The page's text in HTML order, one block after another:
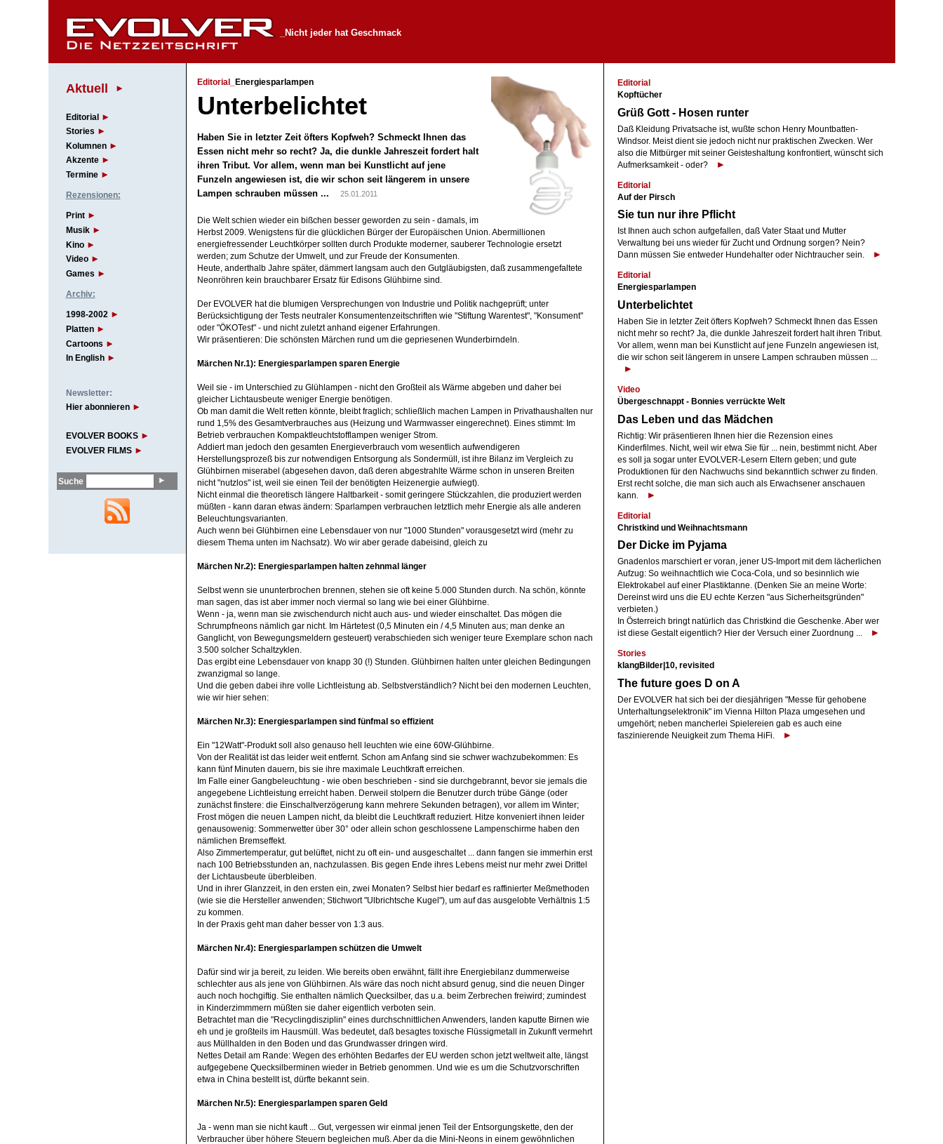
_Nicht jeder hat Geschmack
Aktuell
Editorial
Stories
Kolumnen
Akzente
Termine
Rezensionen:
Print
Musik
Kino
Video
Games
Archiv:
1998-2002
Platten
Cartoons
In English
Newsletter:
Hier abonnieren
EVOLVER BOOKS
EVOLVER FILMS
Suche
Editorial_ Energiesparlampen
Unterbelichtet
Haben Sie in letzter Zeit öfters Kopfweh? Schmeckt Ihnen das
Essen nicht mehr so recht? Ja, die dunkle Jahreszeit fordert halt
ihren Tribut. Vor allem, wenn man bei Kunstlicht auf jene
Funzeln angewiesen ist, die wir schon seit längerem in unsere
Lampen schrauben müssen ...
25.01.2011
Die Welt schien wieder ein bißchen besser geworden zu sein - damals, im
Herbst 2009. Wenigstens für die glücklichen Bürger der Europäischen Union. Abermillionen
energiefressender Leuchtkörper sollten durch Produkte moderner, sauberer Technologie ersetzt
werden; zum Schutze der Umwelt, und zur Freude der Konsumenten.
Heute, anderthalb Jahre später, dämmert langsam auch den Gutgläubigsten, daß zusammengefaltete
Neonröhren kein brauchbarer Ersatz für Edisons Glühbirne sind.
Der EVOLVER hat die blumigen Versprechungen von Industrie und Politik nachgeprüft; unter
Berücksichtigung der Tests neutraler Konsumentenzeitschriften wie "Stiftung Warentest", "Konsument"
oder "ÖKOTest" - und nicht zuletzt anhand eigener Erfahrungen.
Wir präsentieren: Die schönsten Märchen rund um die gepriesenen Wunderbirndeln.
Märchen Nr.1): Energiesparlampen sparen Energie
Weil sie - im Unterschied zu Glühlampen - nicht den Großteil als Wärme abgeben und daher bei
gleicher Lichtausbeute weniger Energie benötigen.
Ob man damit die Welt retten könnte, bleibt fraglich; schließlich machen Lampen in Privathaushalten nur
rund 1,5% des Gesamtverbrauches aus (Heizung und Warmwasser eingerechnet). Eines stimmt: Im
Betrieb verbrauchen Kompaktleuchtstofflampen weniger Strom.
Addiert man jedoch den gesamten Energieverbrauch vom wesentlich aufwendigeren
Herstellungsprozeß bis zur notwendigen Entsorgung als Sondermüll, ist ihre Bilanz im Vergleich zu
Glühbirnen miserabel (abgesehen davon, daß deren abgestrahlte Wärme schon in unseren Breiten
nicht "nutzlos" ist, weil sie einen Teil der benötigten Heizenergie aufwiegt).
Nicht einmal die theoretisch längere Haltbarkeit - somit geringere Stückzahlen, die produziert werden
müßten - kann daran etwas ändern: Sparlampen verbrauchen letztlich mehr Energie als alle anderen
Beleuchtungsvarianten.
Auch wenn bei Glühbirnen eine Lebensdauer von nur "1000 Stunden" vorausgesetzt wird (mehr zu
diesem Thema unten im Nachsatz). Wo wir aber gerade dabeisind, gleich zu
Märchen Nr.2): Energiesparlampen halten zehnmal länger
Selbst wenn sie ununterbrochen brennen, stehen sie oft keine 5.000 Stunden durch. Na schön, könnte
man sagen, das ist aber immer noch viermal so lang wie bei einer Glühbirne.
Wenn - ja, wenn man sie zwischendurch nicht auch aus- und wieder einschaltet. Das mögen die
Schrumpfneons nämlich gar nicht. Im Härtetest (0,5 Minuten ein / 4,5 Minuten aus; man denke an
Ganglicht, von Bewegungsmeldern gesteuert) verabschieden sich weniger teure Exemplare schon nach
3.500 solcher Schaltzyklen.
Das ergibt eine Lebensdauer von knapp 30 (!) Stunden. Glühbirnen halten unter gleichen Bedingungen
zwanzigmal so lange.
Und die geben dabei ihre volle Lichtleistung ab. Selbstverständlich? Nicht bei den modernen Leuchten,
wie wir hier sehen:
Märchen Nr.3): Energiesparlampen sind fünfmal so effizient
Ein "12Watt"-Produkt soll also genauso hell leuchten wie eine 60W-Glühbirne.
Von der Realität ist das leider weit entfernt. Schon am Anfang sind sie schwer wachzubekommen: Es
kann fünf Minuten dauern, bis sie ihre maximale Leuchtkraft erreichen.
Im Falle einer Gangbeleuchtung - wie oben beschrieben - sind sie durchgebrannt, bevor sie jemals die
angegebene Lichtleistung erreicht haben. Derweil stolpern die Benutzer durch trübe Gänge (oder
zunächst finstere: die Einschaltverzögerung kann mehrere Sekunden betragen), vor allem im Winter;
Frost mögen die neuen Lampen nicht, da bleibt die Leuchtkraft reduziert. Hitze konveniert ihnen leider
genausowenig: Sommerwetter über 30° oder allein schon geschlossene Lampenschirme haben den
nämlichen Bremseffekt.
Also Zimmertemperatur, gut belüftet, nicht zu oft ein- und ausgeschaltet ... dann fangen sie immerhin erst
nach 100 Betriebsstunden an, nachzulassen. Bis gegen Ende ihres Lebens meist nur mehr zwei Drittel
der Lichtausbeute überbleiben.
Und in ihrer Glanzzeit, in den ersten ein, zwei Monaten? Selbst hier bedarf es raffinierter Meßmethoden
(wie sie die Hersteller anwenden; Stichwort "Ulbrichtsche Kugel"), um auf das ausgelobte Verhältnis 1:5
zu kommen.
In der Praxis geht man daher besser von 1:3 aus.
Märchen Nr.4): Energiesparlampen schützen die Umwelt
Dafür sind wir ja bereit, zu leiden. Wie bereits oben erwähnt, fällt ihre Energiebilanz dummerweise
schlechter aus als jene von Glühbirnen. Als wäre das noch nicht absurd genug, sind die neuen Dinger
auch noch hochgiftig. Sie enthalten nämlich Quecksilber, das u.a. beim Zerbrechen freiwird; zumindest
in Kinderzimmmern müßten sie daher eigentlich verboten sein.
Betrachtet man die "Recyclingdisziplin" eines durchschnittlichen Anwenders, landen kaputte Birnen wie
eh und je großteils im Hausmüll. Was bedeutet, daß besagtes toxische Flüssigmetall in Zukunft vermehrt
aus Müllhalden in den Boden und das Grundwasser dringen wird.
Nettes Detail am Rande: Wegen des erhöhten Bedarfes der EU werden schon jetzt weltweit alte, längst
aufgegebene Quecksilberminen wieder in Betrieb genommen. Und wie es um die Schutzvorschriften
etwa in China bestellt ist, dürfte bekannt sein.
Märchen Nr.5): Energiesparlampen sparen Geld
Ja - wenn man sie nicht kauft ... Gut, vergessen wir einmal jenen Teil der Entsorgungskette, den der
Verbraucher über höhere Steuern begleichen muß. Aber da die Mini-Neons in einem gewöhnlichen
Editorial
Kopftücher
Grüß Gott - Hosen runter
Daß Kleidung Privatsache ist, wußte schon Henry Mountbatten-
Windsor. Meist dient sie jedoch nicht nur praktischen Zwecken. Wer
also die Mitbürger mit seiner Geisteshaltung konfrontiert, wünscht sich
Aufmerksamkeit - oder?
Editorial
Auf der Pirsch
Sie tun nur ihre Pflicht
Ist Ihnen auch schon aufgefallen, daß Vater Staat und Mutter
Verwaltung bei uns wieder für Zucht und Ordnung sorgen? Nein?
Dann müssen Sie entweder Hundehalter oder Nichtraucher sein.
Editorial
Energiesparlampen
Unterbelichtet
Haben Sie in letzter Zeit öfters Kopfweh? Schmeckt Ihnen das Essen
nicht mehr so recht? Ja, die dunkle Jahreszeit fordert halt ihren Tribut.
Vor allem, wenn man bei Kunstlicht auf jene Funzeln angewiesen ist,
die wir schon seit längerem in unsere Lampen schrauben müssen ...
Video
Übergeschnappt - Bonnies verrückte Welt
Das Leben und das Mädchen
Richtig: Wir präsentieren Ihnen hier die Rezension eines
Kinderfilmes. Nicht, weil wir etwa Sie für ... nein, bestimmt nicht. Aber
es soll ja sogar unter EVOLVER-Lesern Eltern geben; und gute
Produktionen für den Nachwuchs sind bekanntlich schwer zu finden.
Erst recht solche, die man sich auch als Erwachsener anschauen
kann.
Editorial
Christkind und Weihnachtsmann
Der Dicke im Pyjama
Gnadenlos marschiert er voran, jener US-Import mit dem lächerlichen
Aufzug: So weihnachtlich wie Coca-Cola, und so besinnlich wie
Elektrokabel auf einer Plastiktanne. (Denken Sie an meine Worte:
Dereinst wird uns die EU echte Kerzen "aus Sicherheitsgründen"
verbieten.)
In Österreich bringt natürlich das Christkind die Geschenke. Aber wer
ist diese Gestalt eigentlich? Hier der Versuch einer Zuordnung ...
Stories
klangBilder|10, revisited
The future goes D on A
Der EVOLVER hat sich bei der diesjährigen "Messe für gehobene
Unterhaltungselektronik" im Vienna Hilton Plaza umgesehen und
umgehört; neben mancherlei Spielereien gab es auch eine
faszinierende Neuigkeit zum Thema HiFi.